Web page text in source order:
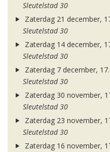
Sleutelstad 30
Zaterdag 21 december,
Sleutelstad 30
Zaterdag 14 december,
Sleutelstad 30
Zaterdag 7 december,
Sleutelstad 30
Zaterdag 30 november,
Sleutelstad 30
Zaterdag 23 november,
Sleutelstad 30
Zaterdag 16 november,